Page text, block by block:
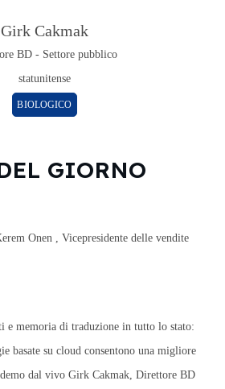
Girk Cakmak
BD - Settore pubblico
statunitense
BIOLOGICO
GIORNO
Onen , Vicepresidente delle vendite
e memoria di traduzione in tutto lo stato:
basate su cloud consentono una migliore
dal vivo Girk Cakmak, Direttore BD